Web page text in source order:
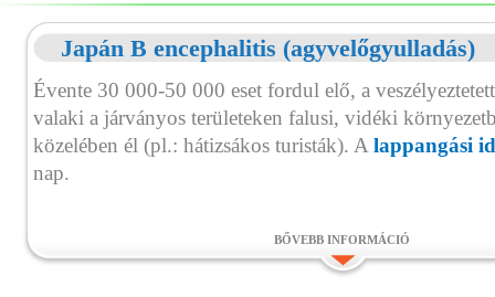
Japán B encephalitis (agyvelőgyulladás)
Évente 30 000-50 000 eset fordul elő, a
valaki a járványos területeken falusi, vidéki
közelében él (pl.: hátizsákos turisták). A lappangási
nap.
BŐVEBB INFORMÁCIÓ